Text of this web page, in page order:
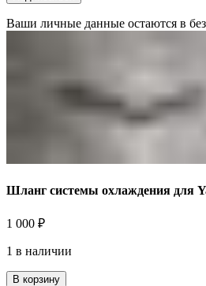
Ваши личные данные остаются в
Шланг системы охлаждения для
1 000 ₽
1 в наличии
В корзину